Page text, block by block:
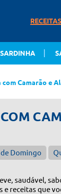
RECEITAS
SARDINHA
com Camarão e
Domingo
saudável,
e receitas que